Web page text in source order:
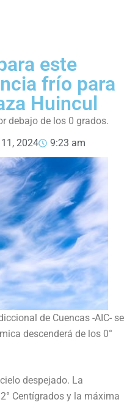
este
frío para
Huincul
debajo de los 0 grados.
2024 9:23 am
de Cuencas -AIC- se
descenderá de los 0°
despejado. La
Centígrados y la máxima